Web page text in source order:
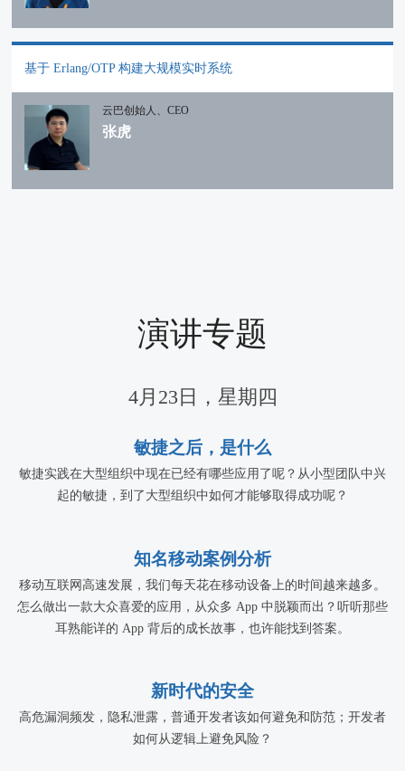
基于 Erlang/OTP 构建大规模实时系统
云巴创始人、CEO
张虎
演讲专题
4月23日，星期四
敏捷之后，是什么
敏捷实践在大型组织中现在已经有哪些应用了呢？从小型团队中兴
起的敏捷，到了大型组织中如何才能够取得成功呢？
知名移动案例分析
移动互联网高速发展，我们每天花在移动设备上的时间越来越多。
怎么做出一款大众喜爱的应用，从众多 App 中脱颖而出？听听那些
耳熟能详的 App 背后的成长故事，也许能找到答案。
新时代的安全
高危漏洞频发，隐私泄露，普通开发者该如何避免和防范；开发者
如何从逻辑上避免风险？